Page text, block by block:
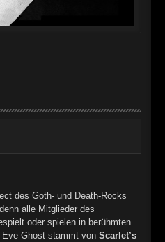
des Goth- und Death-Rocks
alle Mitglieder des
oder spielen in berühmten
Eve Ghost stammt von Scarlet’s